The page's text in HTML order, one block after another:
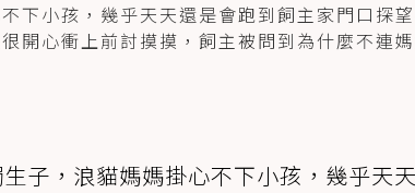
下小孩，幾乎天天還是會跑到飼主家門口探望
開心衝上前討摸摸，飼主被問到為什麼不連
子，浪貓媽媽掛心不下小孩，幾乎天